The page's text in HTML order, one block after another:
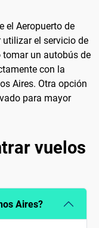
el Aeropuerto de
utilizar el servicio de
tomar un autobús de
con la
Aires. Otra opción
para mayor
vuelos
Aires?